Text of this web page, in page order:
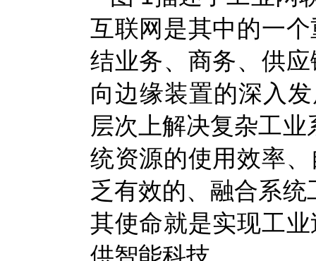
互联网是其中的一
结业务、商务、供
向边缘装置的深入
层次上解决复杂工
统资源的使用效率
乏有效的、融合系
其使命就是实现工
供智能科技.